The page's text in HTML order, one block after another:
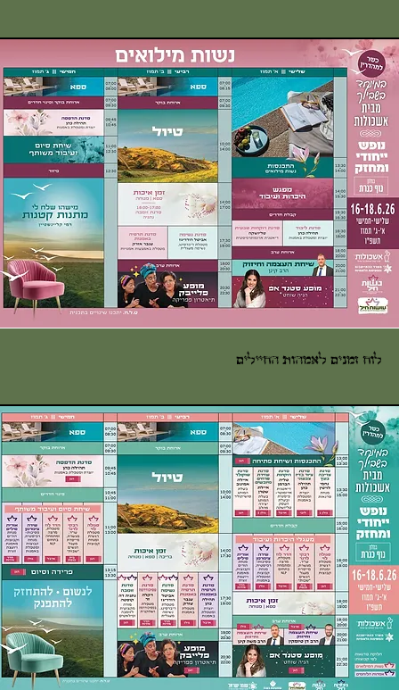
לוח זמנים לאמהות החיילים